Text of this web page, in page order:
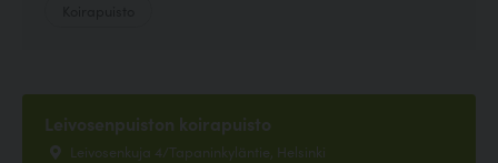
Leivosenpuiston koirapuisto
Leivosenkuja 4/Tapaninkyläntie, Helsinki